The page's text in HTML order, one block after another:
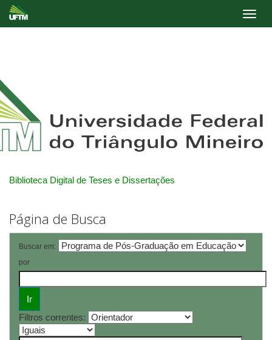
Biblioteca Digital de Teses e Dissertações
Página de Busca
Buscar em:
por
Filtros correntes: